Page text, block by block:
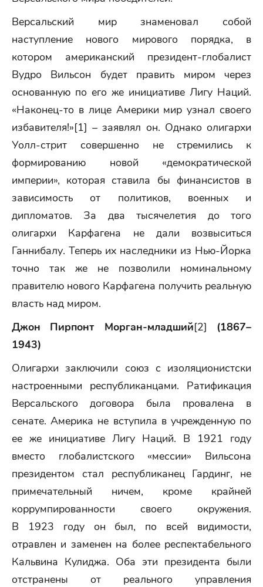
Версальский мир знаменовал собой
наступление нового мирового порядка, в
котором американский президент-глобалист
Вудро Вильсон будет править миром через
основанную по его же инициативе Лигу Наций.
«Наконец-то в лице Америки мир узнал своего
избавителя!»[1] – заявлял он. Однако олигархи
Уолл-стрит совершенно не стремились к
формированию новой «демократической
империи», которая ставила бы финансистов в
зависимость от политиков, военных и
дипломатов. За два тысячелетия до того
олигархи Карфагена не дали возвыситься
Ганнибалу. Теперь их наследники из Нью-Йорка
точно так же не позволили номинальному
правителю нового Карфагена получить реальную
власть над миром.
Джон Пирпонт Морган-младший[2] (1867–
1943)
Олигархи заключили союз с изоляционистски
настроенными республиканцами. Ратификация
Версальского договора была провалена в
сенате. Америка не вступила в учрежденную по
ее же инициативе Лигу Наций. В 1921 году
вместо глобалистского «мессии» Вильсона
президентом стал республиканец Гардинг, не
примечательный ничем, кроме крайней
коррумпированности своего окружения.
В 1923 году он был, по всей видимости,
отравлен и заменен на более респектабельного
Кальвина Кулиджа. Оба эти президента были
отстранены от реального управления